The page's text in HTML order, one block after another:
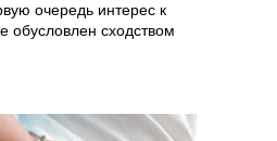
очередь интерес к
обусловлен сходством